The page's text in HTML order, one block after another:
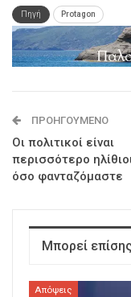
Πηγή Protagon
ΠΡΟΗΓΟΎΜΕΝΟ
Οι πολιτικοί είναι
περισσότερο
όσο φανταζόμαστε
Μπορεί
Απόψεις